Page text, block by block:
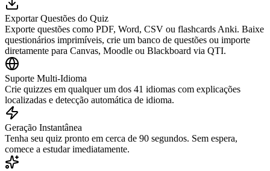
Exportar Questões do Quiz
Exporte questões como PDF, Word, CSV ou flashcards Anki. Baixe
questionários imprimíveis, crie um banco de questões ou importe
diretamente para Canvas, Moodle ou Blackboard via QTI.
Suporte Multi-Idioma
Crie quizzes em qualquer um dos 41 idiomas com explicações
localizadas e detecção automática de idioma.
Geração Instantânea
Tenha seu quiz pronto em cerca de 90 segundos. Sem espera,
comece a estudar imediatamente.